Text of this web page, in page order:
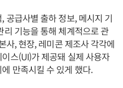
공급사별 출하 정보, 메시지 기
리 기능을 통해 체계적으로 관
사, 현장, 레미콘 제조사 각각에
스(UI)가 제공돼 실제 사용자
만족시킬 수 있게 했다.